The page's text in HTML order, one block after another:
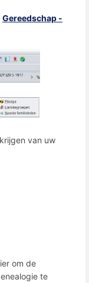
Gereedschap -
van uw
om de
te